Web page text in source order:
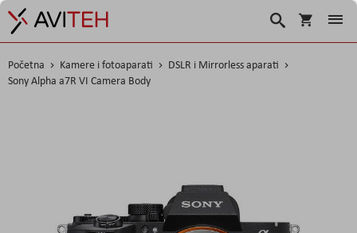
Košarica
Traži
Početna Kamere i fotoaparati
DSLR i Mirrorless aparati
Sony Alpha a7R VI Camera Body